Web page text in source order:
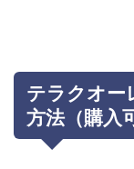
テラクオー
方法（購入